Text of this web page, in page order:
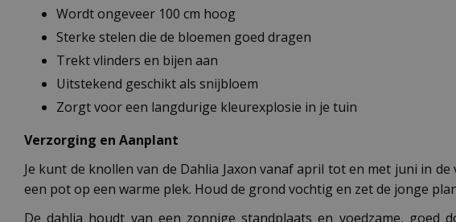
Wordt ongeveer 100 cm hoog
Sterke stelen die de bloemen goed dragen
Trekt vlinders en bijen aan
Uitstekend geschikt als snijbloem
Zorgt voor een langdurige kleurexplosie in je tuin
Verzorging en Aanplant
Je kunt de knollen van de Dahlia Jaxon vanaf april tot en met juni in
een pot op een warme plek. Houd de grond vochtig en zet de jonge
De dahlia houdt van een zonnige standplaats en voedzame,